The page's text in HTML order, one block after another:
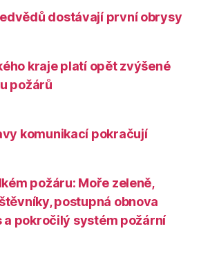
dostávají první obrysy
kraje platí opět zvýšené
požárů
komunikací pokračují
požáru: Moře zeleně,
postupná obnova
pokročilý systém požární